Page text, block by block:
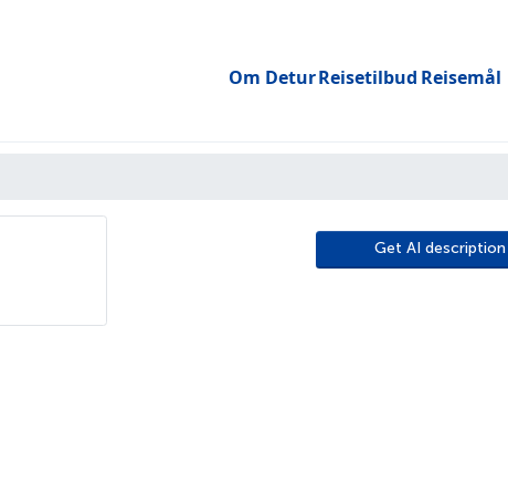
Om DeturReisetilbud Reisemål
Get AI description